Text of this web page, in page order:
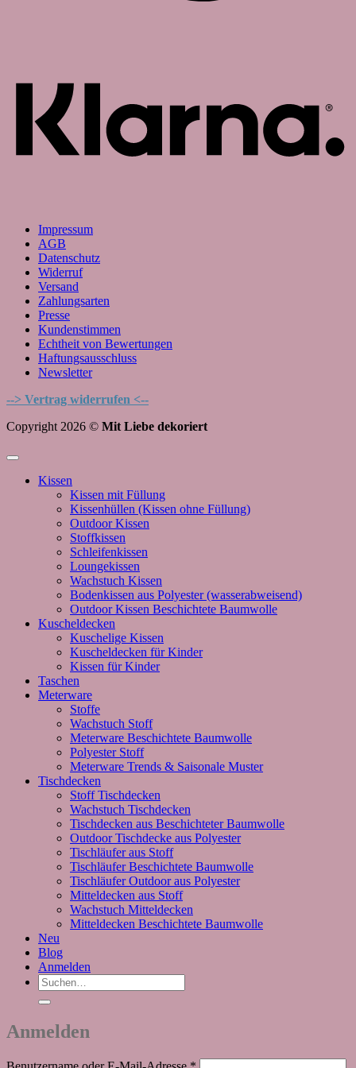
Impressum
AGB
Datenschutz
Widerruf
Versand
Zahlungsarten
Presse
Kundenstimmen
Echtheit von Bewertungen
Haftungsausschluss
Newsletter
--> Vertrag widerrufen <--
Copyright 2026 © Mit Liebe dekoriert
Kissen
Kissen mit Füllung
Kissenhüllen (Kissen ohne Füllung)
Outdoor Kissen
Stoffkissen
Schleifenkissen
Loungekissen
Wachstuch Kissen
Bodenkissen aus Polyester (wasserabweisend)
Outdoor Kissen Beschichtete Baumwolle
Kuscheldecken
Kuschelige Kissen
Kuscheldecken für Kinder
Kissen für Kinder
Taschen
Meterware
Stoffe
Wachstuch Stoff
Meterware Beschichtete Baumwolle
Polyester Stoff
Meterware Trends & Saisonale Muster
Tischdecken
Stoff Tischdecken
Wachstuch Tischdecken
Tischdecken aus Beschichteter Baumwolle
Outdoor Tischdecke aus Polyester
Tischläufer aus Stoff
Tischläufer Beschichtete Baumwolle
Tischläufer Outdoor aus Polyester
Mitteldecken aus Stoff
Wachstuch Mitteldecken
Mitteldecken Beschichtete Baumwolle
Neu
Blog
Anmelden
Suchen
nach:
Anmelden